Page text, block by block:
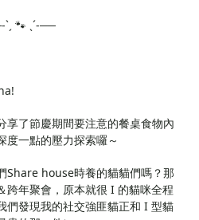
🐾 ˎˊ-──
享了節慶期間要注意的餐桌食物內
度一點的壓力探索囉～
Share house時養的貓貓們嗎？那
跨年聚會，原本就很 I 的貓咪全程
們發現我的社交強匪貓正和 I 型貓